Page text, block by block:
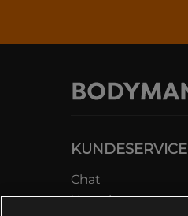
KUNDESERVICE
Chat
Kontakt